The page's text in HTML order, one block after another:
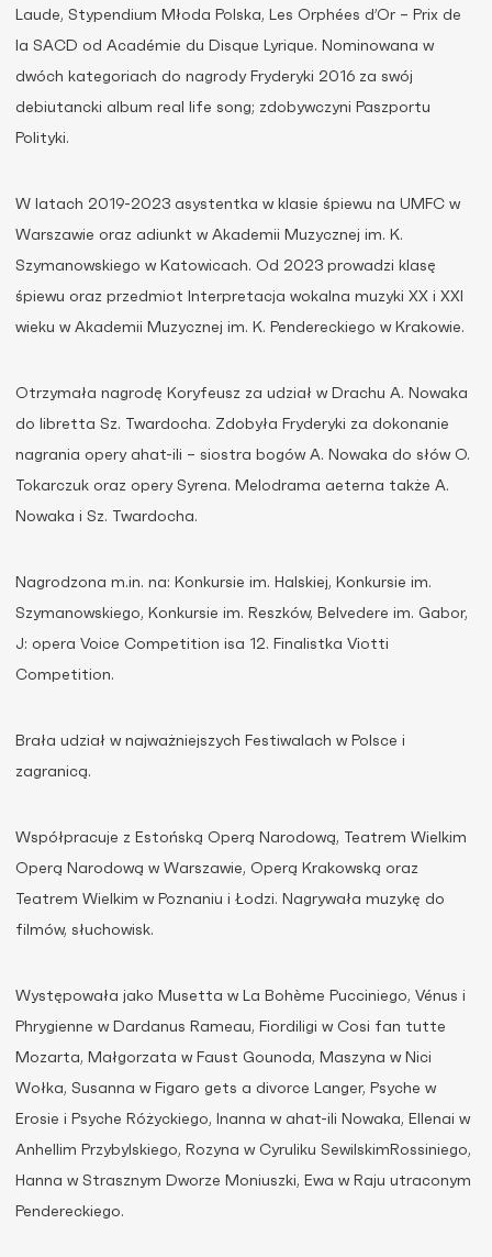
Laude, Stypendium Młoda Polska, Les Orphées d’Or – Prix de
la SACD od Académie du Disque Lyrique. Nominowana w
dwóch kategoriach do nagrody Fryderyki 2016 za swój
debiutancki album real life song; zdobywczyni Paszportu
Polityki.
W latach 2019-2023 asystentka w klasie śpiewu na UMFC w
Warszawie oraz adiunkt w Akademii Muzycznej im. K.
Szymanowskiego w Katowicach. Od 2023 prowadzi klasę
śpiewu oraz przedmiot Interpretacja wokalna muzyki XX i XXI
wieku w Akademii Muzycznej im. K. Pendereckiego w Krakowie.
Otrzymała nagrodę Koryfeusz za udział w Drachu A. Nowaka
do libretta Sz. Twardocha. Zdobyła Fryderyki za dokonanie
nagrania opery ahat-ili – siostra bogów A. Nowaka do słów O.
Tokarczuk oraz opery Syrena. Melodrama aeterna także A.
Nowaka i Sz. Twardocha.
Nagrodzona m.in. na: Konkursie im. Halskiej, Konkursie im.
Szymanowskiego, Konkursie im. Reszków, Belvedere im. Gabor,
J: opera Voice Competition isa 12. Finalistka Viotti
Competition.
Brała udział w najważniejszych Festiwalach w Polsce i
zagranicą.
Współpracuje z Estońską Operą Narodową, Teatrem Wielkim
Operą Narodową w Warszawie, Operą Krakowską oraz
Teatrem Wielkim w Poznaniu i Łodzi. Nagrywała muzykę do
filmów, słuchowisk.
Występowała jako Musetta w La Bohème Pucciniego, Vénus i
Phrygienne w Dardanus Rameau, Fiordiligi w Cosi fan tutte
Mozarta, Małgorzata w Faust Gounoda, Maszyna w Nici
Wołka, Susanna w Figaro gets a divorce Langer, Psyche w
Erosie i Psyche Różyckiego, Inanna w ahat-ili Nowaka, Ellenai w
Anhellim Przybylskiego, Rozyna w Cyruliku SewilskimRossiniego,
Hanna w Strasznym Dworze Moniuszki, Ewa w Raju utraconym
Pendereckiego.